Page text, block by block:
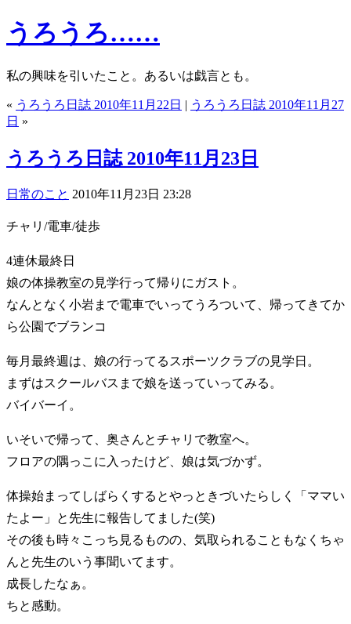
うろうろ……
私の興味を引いたこと。あるいは戯言とも。
« うろうろ日誌 2010年11月22日 | うろうろ日誌 2010年11月27
日 »
うろうろ日誌 2010年11月23日
日常のこと 2010年11月23日 23:28
チャリ/電車/徒歩
4連休最終日
娘の体操教室の見学行って帰りにガスト。
なんとなく小岩まで電車でいってうろついて、帰ってきてか
ら公園でブランコ
毎月最終週は、娘の行ってるスポーツクラブの見学日。
まずはスクールバスまで娘を送っていってみる。
バイバーイ。
いそいで帰って、奥さんとチャリで教室へ。
フロアの隅っこに入ったけど、娘は気づかず。
体操始まってしばらくするとやっときづいたらしく「ママい
たよー」と先生に報告してました(笑)
その後も時々こっち見るものの、気取られることもなくちゃ
んと先生のいう事聞いてます。
成長したなぁ。
ちと感動。